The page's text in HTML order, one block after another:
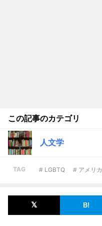
この記事のカテゴリ
人文学
TAG # LGBTQ # アメリカ